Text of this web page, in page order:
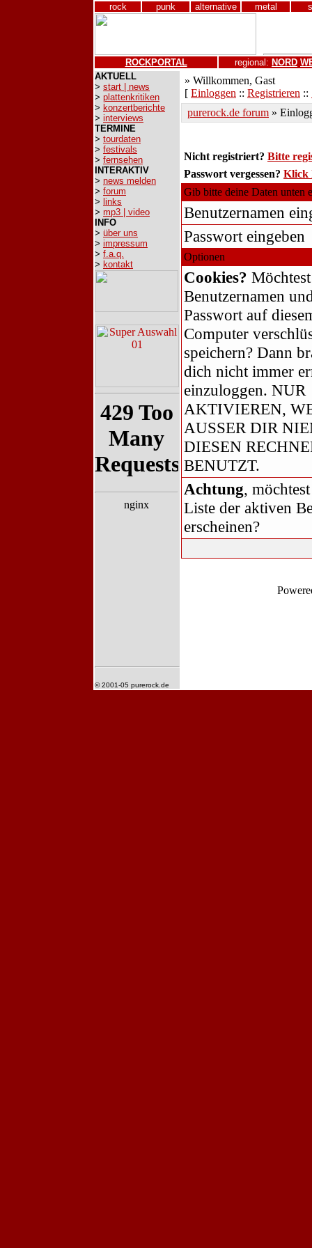
rock punk alternative metal
ROCKPORTAL regional: NORD
AKTUELL
> start | news
> plattenkritiken
> konzertberichte
> interviews
TERMINE
> tourdaten
> festivals
> fernsehen
INTERAKTIV
> news melden
> forum
> links
> mp3 | video
INFO
> über uns
> impressum
> f.a.q.
> kontakt
© 2001-05 purerock.de
» Willkommen, Gast
[ Einloggen :: Registrieren ::
purerock.de forum »
Nicht registriert? Bitte
Passwort vergessen? Klick
Gib bitte deine Daten unten
Benutzernamen
Passwort eingeben
Optionen
Cookies?
Benutzernamen
Passwort auf
Computer
speichern? Dann
dich nicht immer
einzuloggen. NUR
AKTIVIEREN,
AUSSER DIR
DIESEN
BENUTZT.
Achtung,
Liste der aktiven
erscheinen?